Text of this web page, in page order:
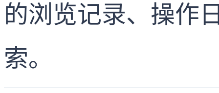
的浏览记录、操作
索。